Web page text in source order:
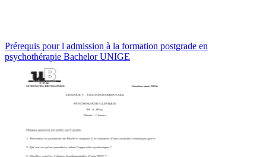
Prérequis pour l admission à la formation postgrade en
psychothérapie Bachelor UNIGE